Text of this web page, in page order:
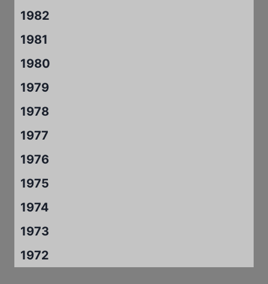
1982
1981
1980
1979
1978
1977
1976
1975
1974
1973
1972